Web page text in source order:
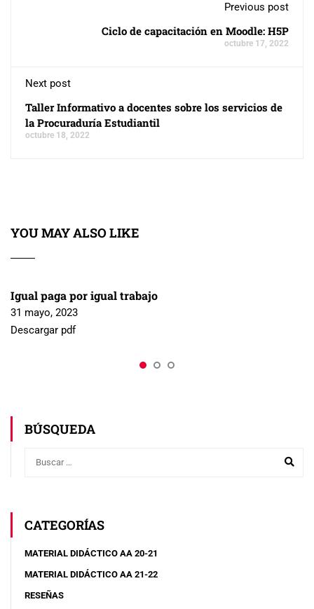
Previous post
Ciclo de capacitación en Moodle: H5P
octubre 17, 2022
Next post
Taller Informativo a docentes sobre los servicios de
la Procuraduría Estudiantil
octubre 18, 2022
YOU MAY ALSO LIKE
Igual paga por igual trabajo
31 mayo, 2023
Descargar pdf
BÚSQUEDA
CATEGORÍAS
MATERIAL DIDÁCTICO AA 20-21
MATERIAL DIDÁCTICO AA 21-22
RESEÑAS